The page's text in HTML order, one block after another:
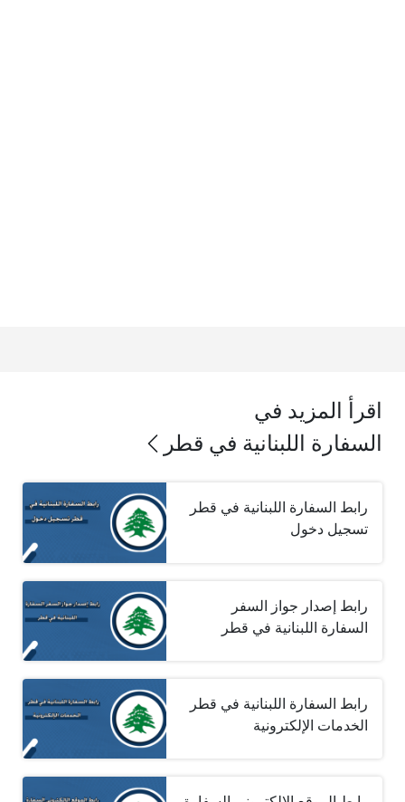
اقرأ المزيد في
السفارة اللبنانية في قطر
رابط السفارة اللبنانية في قطر
تسجيل دخول
رابط إصدار جواز السفر
السفارة اللبنانية في قطر
رابط السفارة اللبنانية في قطر
الخدمات الإلكترونية